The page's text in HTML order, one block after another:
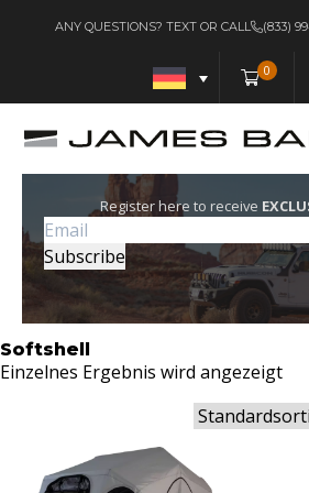
ANY QUESTIONS? TEXT OR CALL (833)
0
Register here to receive
Softshell
Einzelnes Ergebnis wird angezeigt